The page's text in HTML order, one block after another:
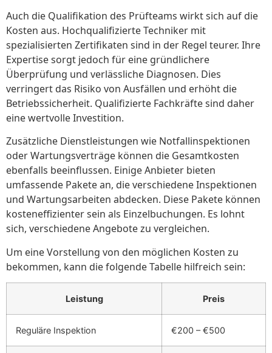
Auch die Qualifikation des Prüfteams wirkt sich auf die
Kosten aus. Hochqualifizierte Techniker mit
spezialisierten Zertifikaten sind in der Regel teurer. Ihre
Expertise sorgt jedoch für eine gründlichere
Überprüfung und verlässliche Diagnosen. Dies
verringert das Risiko von Ausfällen und erhöht die
Betriebssicherheit. Qualifizierte Fachkräfte sind daher
eine wertvolle Investition.
Zusätzliche Dienstleistungen wie Notfallinspektionen
oder Wartungsverträge können die Gesamtkosten
ebenfalls beeinflussen. Einige Anbieter bieten
umfassende Pakete an, die verschiedene Inspektionen
und Wartungsarbeiten abdecken. Diese Pakete können
kosteneffizienter sein als Einzelbuchungen. Es lohnt
sich, verschiedene Angebote zu vergleichen.
Um eine Vorstellung von den möglichen Kosten zu
bekommen, kann die folgende Tabelle hilfreich sein:
Leistung Preis
Reguläre Inspektion €200 – €500